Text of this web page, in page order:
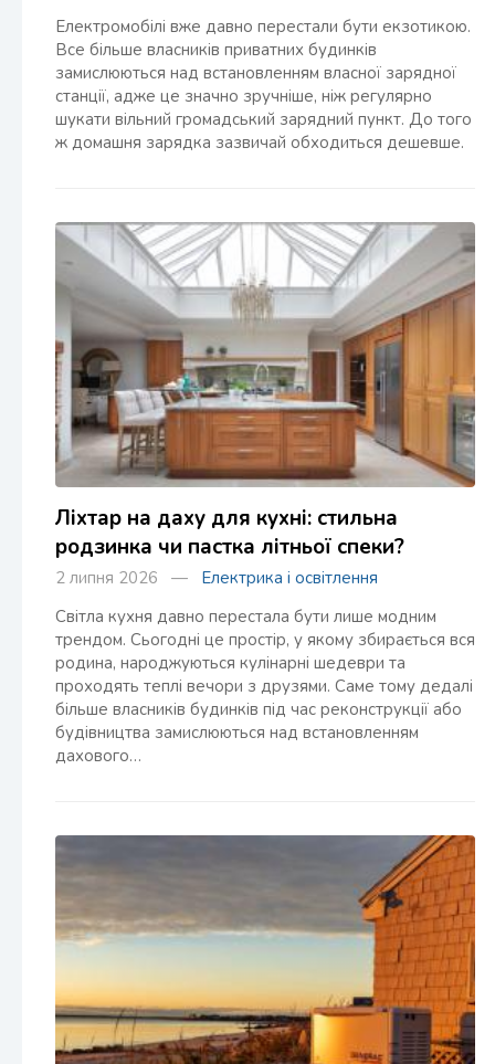
Електромобілі вже давно перестали бути екзотикою.
Все більше власників приватних будинків
замислюються над встановленням власної зарядної
станції, адже це значно зручніше, ніж регулярно
шукати вільний громадський зарядний пункт. До того
ж домашня зарядка зазвичай обходиться дешевше.
Ліхтар на даху для кухні: стильна
родзинка чи пастка літньої спеки?
2 липня 2026 — Електрика і освітлення
Світла кухня давно перестала бути лише модним
трендом. Сьогодні це простір, у якому збирається вся
родина, народжуються кулінарні шедеври та
проходять теплі вечори з друзями. Саме тому дедалі
більше власників будинків під час реконструкції або
будівництва замислюються над встановленням
дахового…